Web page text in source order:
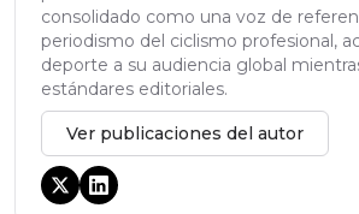
consolidado como una voz de
periodismo del ciclismo profesional,
deporte a su audiencia global
estándares editoriales.
Ver publicaciones del autor